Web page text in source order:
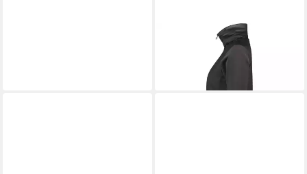
Funktionsshirt
ICEPEAK ELLENDALE